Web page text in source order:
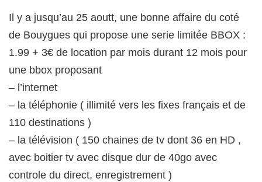
Il y a jusqu’au 25 aoutt, une bonne affaire du coté
de Bouygues qui propose une serie limitée BBOX :
1.99 + 3€ de location par mois durant 12 mois pour
une bbox proposant
– l’internet
– la téléphonie ( illimité vers les fixes français et de
110 destinations )
– la télévision ( 150 chaines de tv dont 36 en HD ,
avec boitier tv avec disque dur de 40go avec
controle du direct, enregistrement )